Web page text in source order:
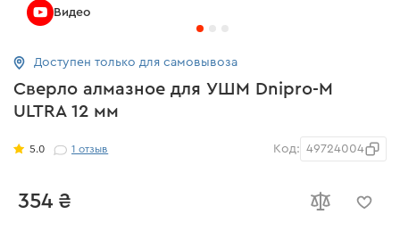
Сверло алмазное для УШМ Dnipro-M
ULTRA 12 мм
5.0 1отзыв Код: 49724004
354 ₴
Доступен только для самовывоза
Видео